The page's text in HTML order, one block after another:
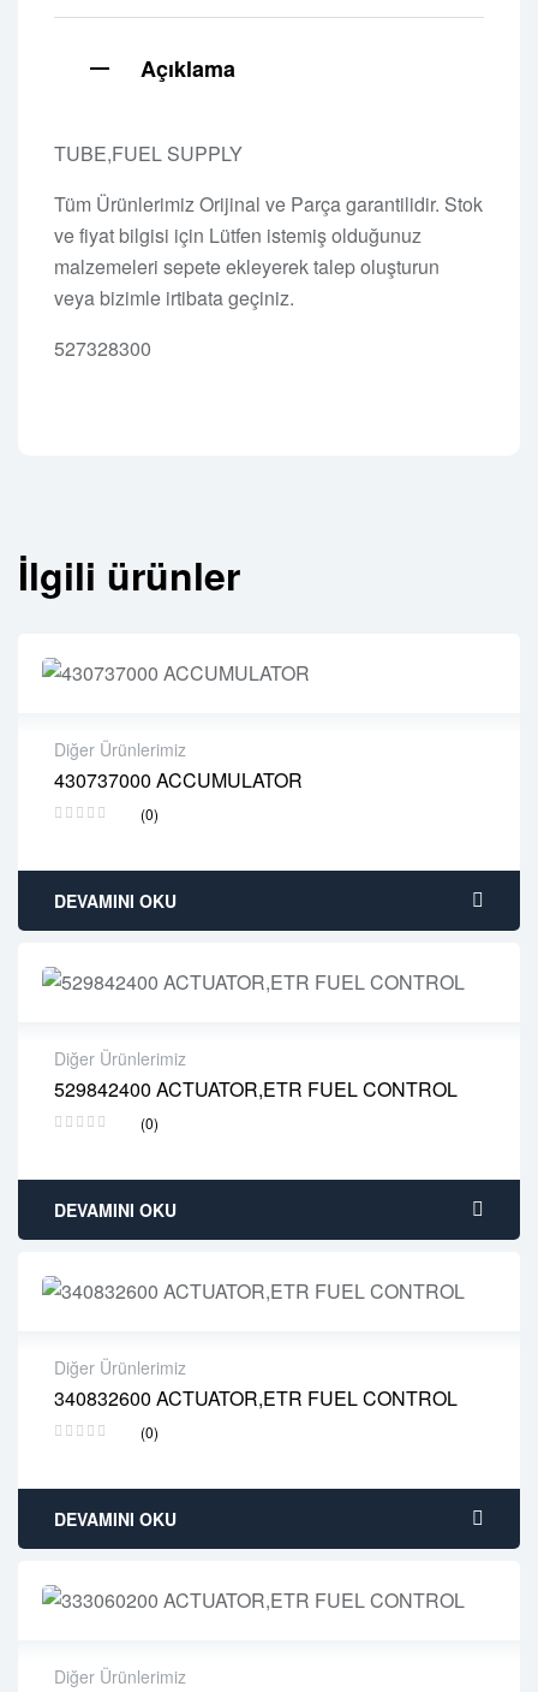
Açıklama
TUBE,FUEL SUPPLY
Tüm Ürünlerimiz Orijinal ve Parça garantilidir. Stok
ve fiyat bilgisi için Lütfen istemiş olduğunuz
malzemeleri sepete ekleyerek talep oluşturun
veya bizimle irtibata geçiniz.
527328300
İlgili ürünler
Diğer Ürünlerimiz
430737000 ACCUMULATOR
(0)
2 years warranty
Delivery time: 1-2 business days
DEVAMINI OKU
Diğer Ürünlerimiz
529842400 ACTUATOR,ETR FUEL CONTROL
(0)
2 years warranty
Delivery time: 1-2 business days
DEVAMINI OKU
Diğer Ürünlerimiz
340832600 ACTUATOR,ETR FUEL CONTROL
(0)
2 years warranty
Delivery time: 1-2 business days
DEVAMINI OKU
Diğer Ürünlerimiz